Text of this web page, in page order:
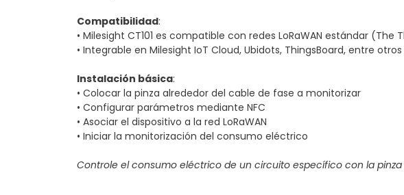
Compatibilidad:
• Milesight CT101 es compatible con redes LoRaWAN estándar (The
• Integrable en Milesight IoT Cloud, Ubidots, ThingsBoard, entre otros
Instalación básica:
• Colocar la pinza alrededor del cable de fase a monitorizar
• Configurar parámetros mediante NFC
• Asociar el dispositivo a la red LoRaWAN
• Iniciar la monitorización del consumo eléctrico
Controle el consumo eléctrico de un circuito específico con la pinza